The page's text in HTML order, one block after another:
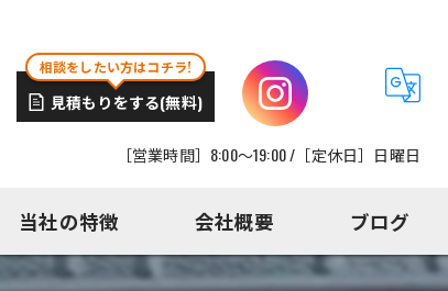
相談をしたい方はコチラ!
見積もりをする(無料)
［営業時間］8:00～19:00 /［定休日］日曜日
当社の特徴 会社概要 ブログ